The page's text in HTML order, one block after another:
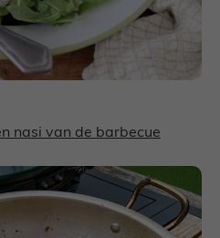
nasi van de barbecue